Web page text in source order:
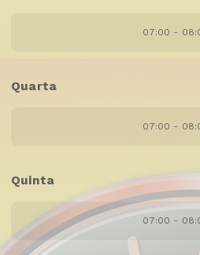
07:00 -
Quarta
07:00 -
Quinta
07:00 -